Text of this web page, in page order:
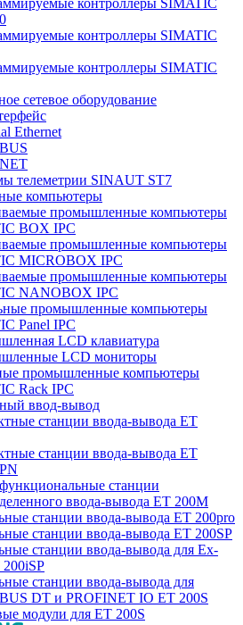
контроллеры SIMATIC
контроллеры SIMATIC
контроллеры SIMATIC
сетевое оборудование
Ethernet
телеметрии SINAUT ST7
компьютеры
промышленные компьютеры
BOX IPC
промышленные компьютеры
MICROBOX IPC
промышленные компьютеры
NANOBOX IPC
промышленные компьютеры
Panel IPC
LCD клавиатура
LCD мониторы
промышленные компьютеры
Rack IPC
ввод-вывод
станции ввода-вывода ET
станции ввода-вывода ET
станции
ввода-вывода ET 200M
станции ввода-вывода ET 200pro
станции ввода-вывода ET 200SP
станции ввода-вывода для Ex-
станции ввода-вывода для
DT и PROFINET IO ET 200S
модули для ET 200S